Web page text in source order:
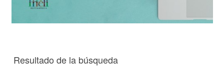
Resultado de la búsqueda